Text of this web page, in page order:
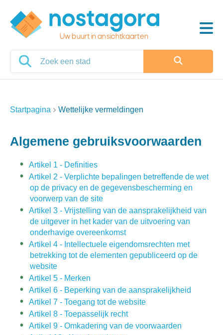
Uw buurt in ansichtkaarten
Startpagina Wettelijke vermeldingen
Algemene gebruiksvoorwaarden
Artikel 1 - Definities
Artikel 2 - Verplichte bepalingen betreffende de wet
op de privacy en de gegevensbescherming en
voorwerp van de site
Artikel 3 - Vrijstelling van de aansprakelijkheid van
de uitgever in het kader van de uitvoering van
onderhavige overeenkomst
Artikel 4 - Intellectuele eigendomsrechten met
betrekking tot de elementen gepubliceerd op de
website
Artikel 5 - Merken
Artikel 6 - Beperking van de aansprakelijkheid
Artikel 7 - Toegang tot de website
Artikel 8 - Toepasselijk recht
Artikel 9 - Omkadering van de voorwaarden